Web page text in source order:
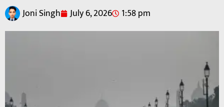
Joni Singh July 6, 2026 1:58 pm